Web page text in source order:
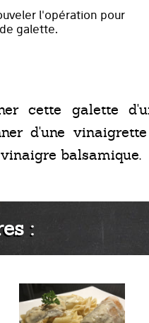
l'opération pour
galette.
cette galette
d'une
balsamique.
: